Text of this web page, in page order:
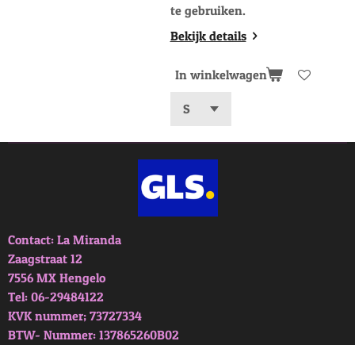
te gebruiken.
Bekijk details
In winkelwagen
Contact: La Miranda
Zaagstraat 12
7556 MX Hengelo
Tel: 06-29484122
KVK nummer; 73727334
BTW- Nummer: 137865260B02